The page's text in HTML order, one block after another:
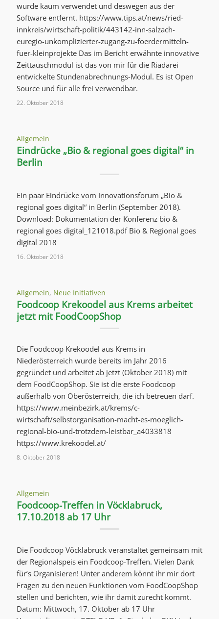
wurde kaum verwendet und deswegen aus der
Software entfernt. https://www.tips.at/news/ried-
innkreis/wirtschaft-politik/443142-inn-salzach-
euregio-unkomplizierter-zugang-zu-foerdermitteln-
fuer-kleinprojekte Das im Bericht erwähnte innovative
Zeittauschmodul ist das von mir für die Riadarei
entwickelte Stundenabrechnungs-Modul. Es ist Open
Source und für alle frei verwendbar.
22. Oktober 2018
Allgemein
Eindrücke „Bio & regional goes digital“ in
Berlin
Ein paar Eindrücke vom Innovationsforum „Bio &
regional goes digital“ in Berlin (September 2018).
Download: Dokumentation der Konferenz bio &
regional goes digital_121018.pdf Bio & Regional goes
digital 2018
16. Oktober 2018
Allgemein, Neue Initiativen
Foodcoop Krekoodel aus Krems arbeitet
jetzt mit FoodCoopShop
Die Foodcoop Krekoodel aus Krems in
Niederösterreich wurde bereits im Jahr 2016
gegründet und arbeitet ab jetzt (Oktober 2018) mit
dem FoodCoopShop. Sie ist die erste Foodcoop
außerhalb von Oberösterreich, die ich betreuen darf.
https://www.meinbezirk.at/krems/c-
wirtschaft/selbstorganisation-macht-es-moeglich-
regional-bio-und-trotzdem-leistbar_a4033818
https://www.krekoodel.at/
8. Oktober 2018
Allgemein
Foodcoop-Treffen in Vöcklabruck,
17.10.2018 ab 17 Uhr
Die Foodcoop Vöcklabruck veranstaltet gemeinsam mit
der Regionalspeis ein Foodcoop-Treffen. Vielen Dank
für’s Organisieren! Unter anderem könnt ihr mir dort
Fragen zu den neuen Funktionen vom FoodCoopShop
stellen und berichten, wie ihr damit zurecht kommt.
Datum: Mittwoch, 17. Oktober ab 17 Uhr